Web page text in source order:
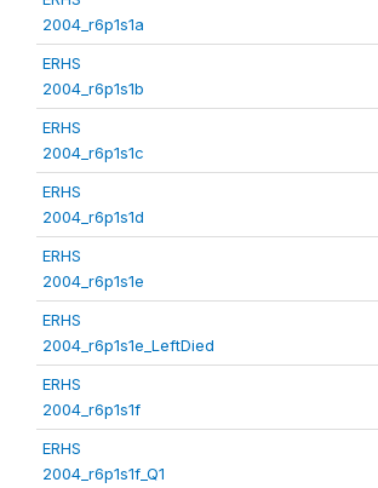
2004_r6p1s1a
ERHS
2004_r6p1s1b
ERHS
2004_r6p1s1c
ERHS
2004_r6p1s1d
ERHS
2004_r6p1s1e
ERHS
2004_r6p1s1e_LeftDied
ERHS
2004_r6p1s1f
ERHS
2004_r6p1s1f_Q1